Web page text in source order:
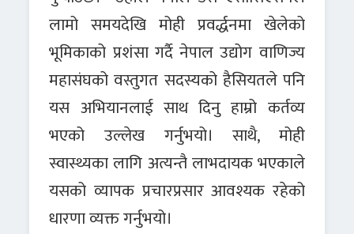
लामो समयदेखि मोही प्रवर्द्धनमा खेलेको
भूमिकाको प्रशंसा गर्दै नेपाल उद्योग वाणिज्य
महासंघको वस्तुगत सदस्यको हैसियतले पनि
यस अभियानलाई साथ दिनु हाम्रो कर्तव्य
भएको उल्लेख गर्नुभयो। साथै, मोही
स्वास्थ्यका लागि अत्यन्तै लाभदायक भएकाले
यसको व्यापक प्रचारप्रसार आवश्यक रहेको
धारणा व्यक्त गर्नुभयो।